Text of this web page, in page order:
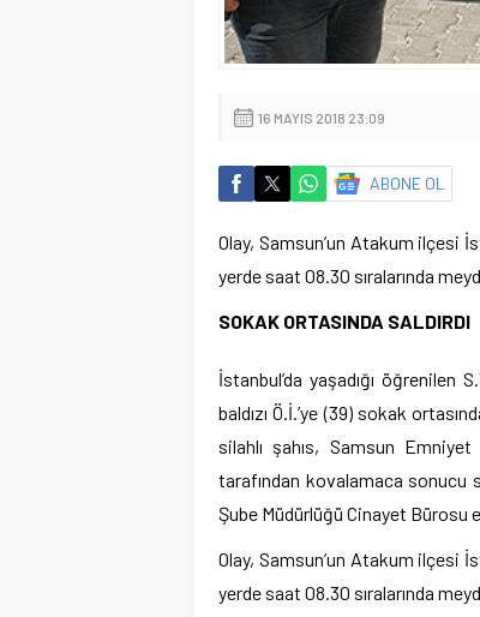
16 MAYIS 2018 23:09
ABONE OL
Olay, Samsun’un Atakum ilçesi
yerde saat 08.30 sıralarında
SOKAK ORTASINDA SALDIRDI
İstanbul’da yaşadığı öğrenilen
baldızı Ö.İ.’ye (39) sokak
silahlı şahıs, Samsun
tarafından kovalamaca sonucu
Şube Müdürlüğü Cinayet Bürosu
Olay, Samsun’un Atakum ilçesi
yerde saat 08.30 sıralarında